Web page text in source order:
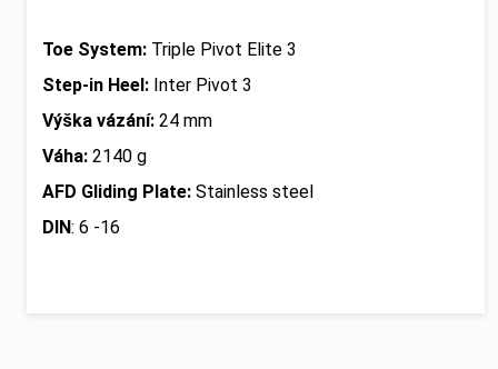
Toe System: Triple Pivot Elite 3
Step-in Heel: Inter Pivot 3
Výška vázání: 24 mm
Váha: 2140 g
AFD Gliding Plate: Stainless steel
DIN: 6 -16